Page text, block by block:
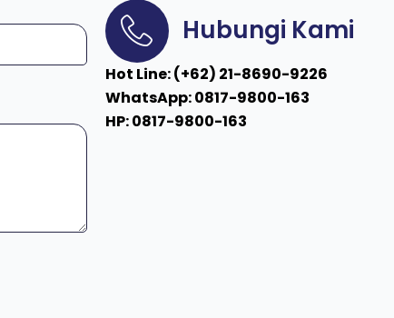
Hubungi Kami
Hot Line: (+62) 21-8690-9226
WhatsApp: 0817-9800-163
HP: 0817-9800-163